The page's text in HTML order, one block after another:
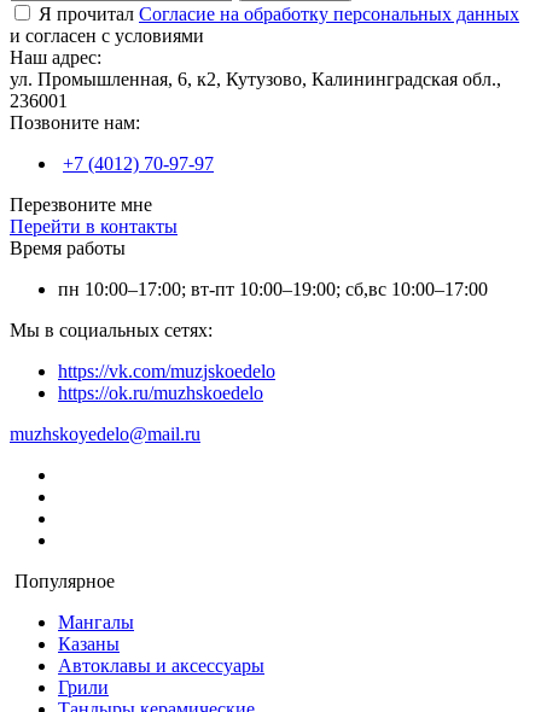
Я прочитал Согласие на обработку персональных данных
и согласен с условиями
Наш адрес:
ул. Промышленная, 6, к2, Кутузово, Калининградская обл.,
236001
Позвоните нам:
+7 (4012) 70-97-97
Перезвоните мне
Перейти в контакты
Время работы
пн 10:00–17:00; вт-пт 10:00–19:00; сб,вс 10:00–17:00
Мы в социальных сетях:
https://vk.com/muzjskoedelo
https://ok.ru/muzhskoedelo
muzhskoyedelo@mail.ru
Популярное
Мангалы
Казаны
Автоклавы и аксессуары
Грили